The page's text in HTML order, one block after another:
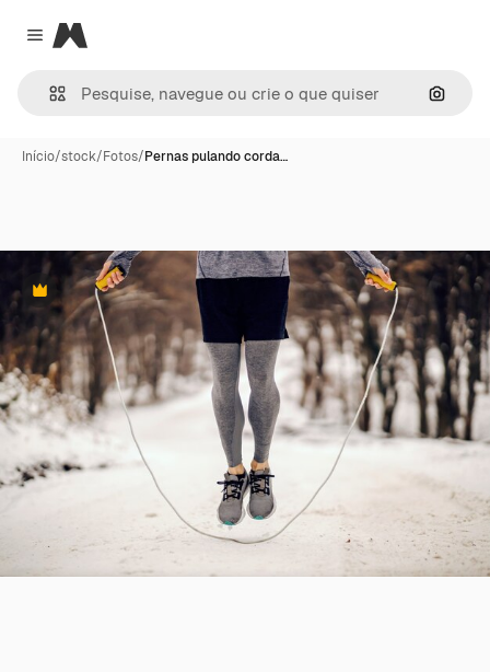
Close menu
Magnific
Início/stock/Fotos/Pernas pulando corda…
Premium